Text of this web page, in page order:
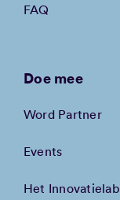
FAQ
Doe mee
Word Partner
Events
Het Innovatielab